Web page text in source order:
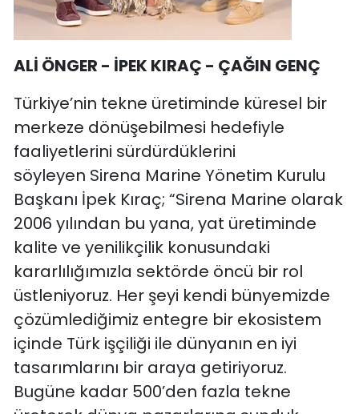
ALİ ÖNGER - İPEK KIRAÇ - ÇAĞIN GENÇ
Türkiye’nin tekne üretiminde küresel bir
merkeze dönüşebilmesi hedefiyle
faaliyetlerini sürdürdüklerini
söyleyen Sirena Marine Yönetim Kurulu
Başkanı İpek Kıraç; “Sirena Marine olarak
2006 yılından bu yana, yat üretiminde
kalite ve yenilikçilik konusundaki
kararlılığımızla sektörde öncü bir rol
üstleniyoruz. Her şeyi kendi bünyemizde
çözümlediğimiz entegre bir ekosistem
içinde Türk işçiliği ile dünyanın en iyi
tasarımlarını bir araya getiriyoruz.
Bugüne kadar 500’den fazla tekne